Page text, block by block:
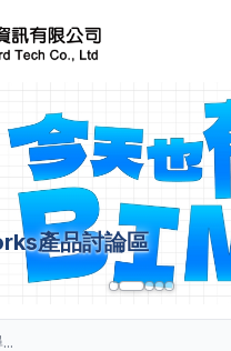
產品討論區